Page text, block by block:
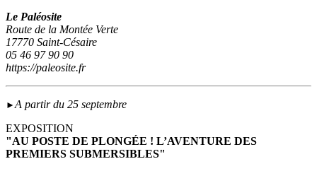
Le Paléosite
Route de la Montée Verte
17770 Saint-Césaire
05 46 97 90 90
https://paleosite.fr
►A partir du 25 septembre
EXPOSITION
"AU POSTE DE PLONGÉE ! L’AVENTURE DES
PREMIERS SUBMERSIBLES"